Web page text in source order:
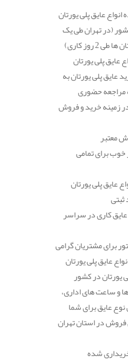
(در تهران طی یک
روز کاری)
عایق پلی یورتان به
مراجعه حضوری
از 10 ساله در زمینه خرید و فروش
خوب برای تمامی
عایق کاری در سراسر
و ساعت های اداری،
عایق برای شما
فروش در استان تهران